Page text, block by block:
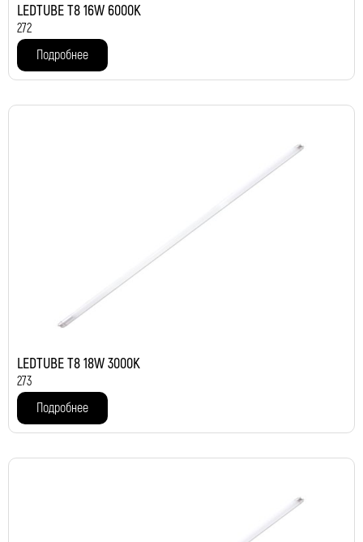
LEDTUBE T8 16W 6000K
272
Подробнее
LEDTUBE T8 18W 3000K
273
Подробнее